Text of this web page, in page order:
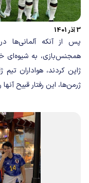
3 آذر 1401
پس از آنکه آلمانی‌ها
همجنس‌بازی، به شیوه‌ای
ژاپن کردند، هواداران
ژرمن‌ها، این رفتار قبیح